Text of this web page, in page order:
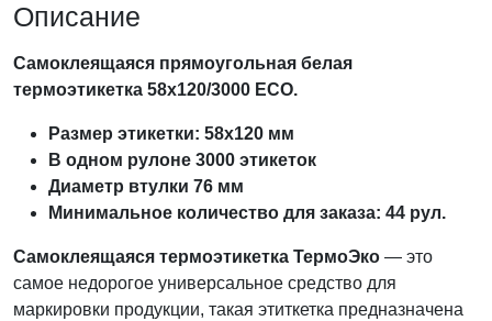
Описание
Самоклеящаяся прямоугольная белая
термоэтикетка 58х120/3000 ECO.
Размер этикетки: 58х120 мм
В одном рулоне 3000 этикеток
Диаметр втулки 76 мм
Минимальное количество для заказа: 44 рул.
Самоклеящаяся термоэтикетка ТермоЭко — это
самое недорогое универсальное средство для
маркировки продукции, такая этиткетка предназначена